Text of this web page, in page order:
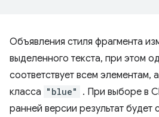
Объявления стиля фрагмента
выделенного текста, при этом
соответствует всем элементам,
класса "blue"
. При выборе в
ранней версии результат